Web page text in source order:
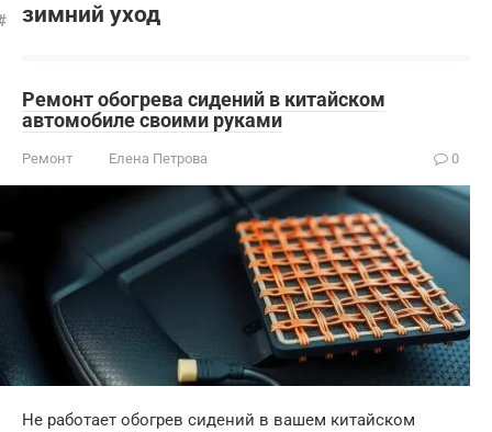
зимний уход
Ремонт обогрева сидений в китайском
автомобиле своими руками
Ремонт Елена Петрова 0
Не работает обогрев сидений в вашем китайском